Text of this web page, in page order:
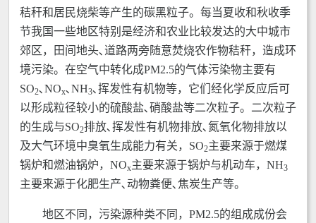
秸秆和居民烧柴等产生的碳黑粒子。每当夏收和秋收季
节我国一些地区特别是经济和农业比较发达的大中城市
郊区，田间地头､道路两旁随意焚烧农作物秸秆，造成环
境污染。在空气中转化成PM2.5的气体污染物主要有
SO2､NOx､NH3､挥发性有机物等，它们经化学反应后可
以形成粒径较小的硫酸盐､硝酸盐等二次粒子。二次粒子
的生成与SO2排放､挥发性有机物排放､氮氧化物排放以
及大气环境中臭氧生成能力有关，SO2主要来源于燃煤
锅炉和燃油锅炉，NOx主要来源于锅炉与机动车，NH3
主要来源于化肥生产､动物粪便､焦炭生产等。
地区不同，污染源种类不同，PM2.5的组成成份会